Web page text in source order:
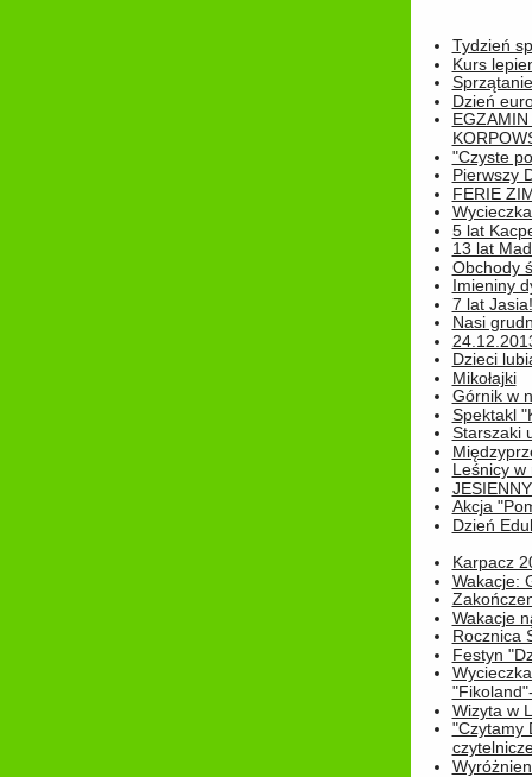
Tydzień
Kurs
Dzień
"Czyste
Pierwszy
FERIE
5 lat
13 lat
Obchody
Imieniny
7 lat Jasia!
Nasi
Dzieci
Mikołajki
Górnik w
Spektakl
Starszaki
Leśnicy w
Akcja
Dzień
Karpacz
Wakacje:
Wakacje
Rocznica
Festyn
Wizyta w
"Czytamy